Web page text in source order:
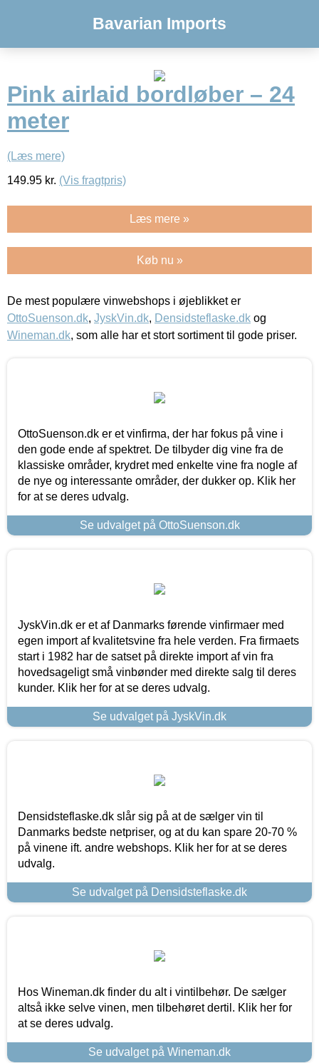
Bavarian Imports
Pink airlaid bordløber – 24
meter
(Læs mere)
149.95 kr. (Vis fragtpris)
Læs mere »
Køb nu »
De mest populære vinwebshops i øjeblikket er
OttoSuenson.dk, JyskVin.dk, Densidsteflaske.dk og
Wineman.dk, som alle har et stort sortiment til gode priser.
OttoSuenson.dk er et vinfirma, der har fokus på vine i
den gode ende af spektret. De tilbyder dig vine fra de
klassiske områder, krydret med enkelte vine fra nogle af
de nye og interessante områder, der dukker op. Klik her
for at se deres udvalg.
Se udvalget på OttoSuenson.dk
JyskVin.dk er et af Danmarks førende vinfirmaer med
egen import af kvalitetsvine fra hele verden. Fra firmaets
start i 1982 har de satset på direkte import af vin fra
hovedsageligt små vinbønder med direkte salg til deres
kunder. Klik her for at se deres udvalg.
Se udvalget på JyskVin.dk
Densidsteflaske.dk slår sig på at de sælger vin til
Danmarks bedste netpriser, og at du kan spare 20-70 %
på vinene ift. andre webshops. Klik her for at se deres
udvalg.
Se udvalget på Densidsteflaske.dk
Hos Wineman.dk finder du alt i vintilbehør. De sælger
altså ikke selve vinen, men tilbehøret dertil. Klik her for
at se deres udvalg.
Se udvalget på Wineman.dk